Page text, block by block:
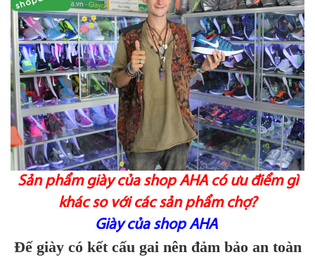
Sản phẩm giày của shop AHA có ưu điểm gì
khác so với các sản phẩm chợ?
Giày của shop AHA
Đế giày có kết cấu gai nên đảm bảo an toàn